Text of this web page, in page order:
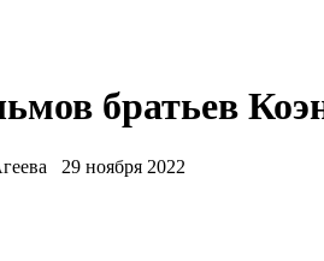
братьев
29 ноября 2022